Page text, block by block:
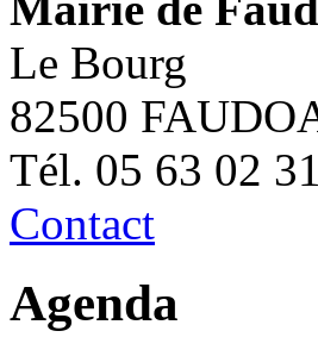
Le Bourg
82500
Tél. 05 63 02
Contact
Agenda